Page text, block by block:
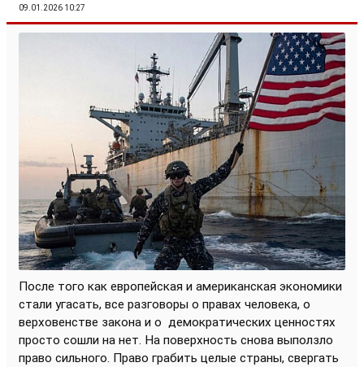
09.01.2026 10:27
После того как европейская и американская экономики
стали угасать, все разговоры о правах человека, о
верховенстве закона и о демократических ценностях
просто сошли на нет. На поверхность снова выползло
право сильного. Право грабить целые страны, свергать